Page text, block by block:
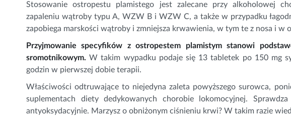
Stosowanie ostropestu plamistego jest zalecane przy alkoholowej
zapaleniu wątroby typu A, WZW B i WZW C, a także w przypadku
zapobiega marskości wątroby i zmniejsza krwawienia, w tym te z nosa i w
Przyjmowanie specyfików z ostropestem plamistym stanowi
sromotnikowym. W takim wypadku podaje się 13 tabletek po 150 mg
godzin w pierwszej dobie terapii.
Właściwości odtruwające to niejedyna zaleta powyższego surowca,
suplementach diety dedykowanych chorobie lokomocyjnej.
antyoksydacyjnie. Marzysz o obniżonym ciśnieniu krwi? W takim razie